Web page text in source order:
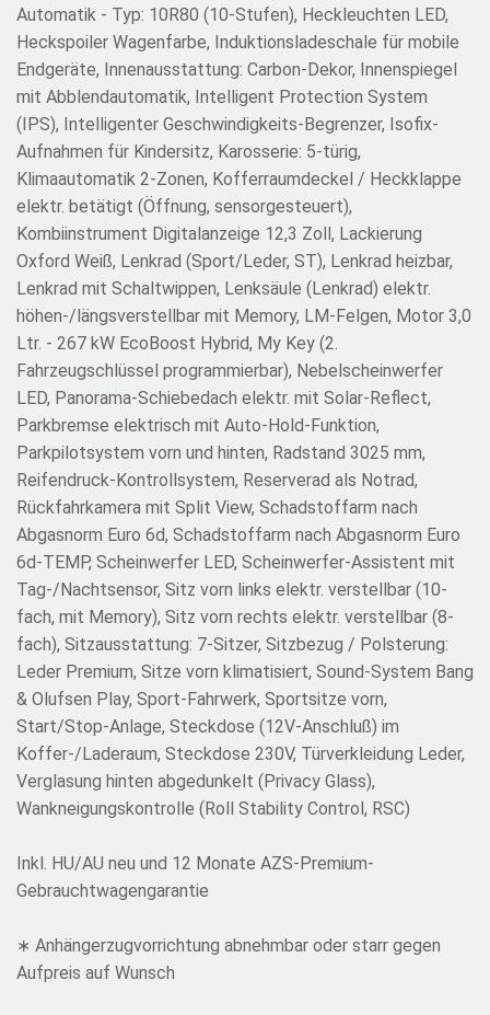
Automatik - Typ: 10R80 (10-Stufen), Heckleuchten LED,
Heckspoiler Wagenfarbe, Induktionsladeschale für mobile
Endgeräte, Innenausstattung: Carbon-Dekor, Innenspiegel
mit Abblendautomatik, Intelligent Protection System
(IPS), Intelligenter Geschwindigkeits-Begrenzer, Isofix-
Aufnahmen für Kindersitz, Karosserie: 5-türig,
Klimaautomatik 2-Zonen, Kofferraumdeckel / Heckklappe
elektr. betätigt (Öffnung, sensorgesteuert),
Kombiinstrument Digitalanzeige 12,3 Zoll, Lackierung
Oxford Weiß, Lenkrad (Sport/Leder, ST), Lenkrad heizbar,
Lenkrad mit Schaltwippen, Lenksäule (Lenkrad) elektr.
höhen-/längsverstellbar mit Memory, LM-Felgen, Motor 3,0
Ltr. - 267 kW EcoBoost Hybrid, My Key (2.
Fahrzeugschlüssel programmierbar), Nebelscheinwerfer
LED, Panorama-Schiebedach elektr. mit Solar-Reflect,
Parkbremse elektrisch mit Auto-Hold-Funktion,
Parkpilotsystem vorn und hinten, Radstand 3025 mm,
Reifendruck-Kontrollsystem, Reserverad als Notrad,
Rückfahrkamera mit Split View, Schadstoffarm nach
Abgasnorm Euro 6d, Schadstoffarm nach Abgasnorm Euro
6d-TEMP, Scheinwerfer LED, Scheinwerfer-Assistent mit
Tag-/Nachtsensor, Sitz vorn links elektr. verstellbar (10-
fach, mit Memory), Sitz vorn rechts elektr. verstellbar (8-
fach), Sitzausstattung: 7-Sitzer, Sitzbezug / Polsterung:
Leder Premium, Sitze vorn klimatisiert, Sound-System Bang
& Olufsen Play, Sport-Fahrwerk, Sportsitze vorn,
Start/Stop-Anlage, Steckdose (12V-Anschluß) im
Koffer-/Laderaum, Steckdose 230V, Türverkleidung Leder,
Verglasung hinten abgedunkelt (Privacy Glass),
Wankneigungskontrolle (Roll Stability Control, RSC)
Inkl. HU/AU neu und 12 Monate AZS-Premium-
Gebrauchtwagengarantie
∗ Anhängerzugvorrichtung abnehmbar oder starr gegen
Aufpreis auf Wunsch